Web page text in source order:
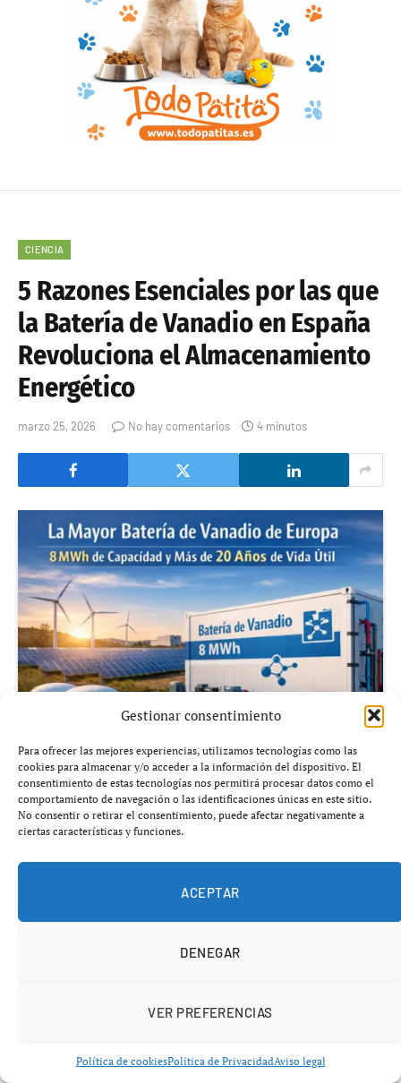
Gestionar consentimiento
Para ofrecer las mejores experiencias, utilizamos tecnologías como las
cookies para almacenar y/o acceder a la información del dispositivo. El
consentimiento de estas tecnologías nos permitirá procesar datos como el
comportamiento de navegación o las identificaciones únicas en este sitio.
No consentir o retirar el consentimiento, puede afectar negativamente a
ciertas características y funciones.
ACEPTAR
DENEGAR
VER PREFERENCIAS
Política de cookiesPolítica de PrivacidadAviso legal
CIENCIA
5 Razones Esenciales por las que
la Batería de Vanadio en España
Revoluciona el Almacenamiento
Energético
marzo 25, 2026 No hay comentarios 4 minutos
Añádenos en Google
tipo en Europa, con una capacidad de almacenamiento
de 8 MWh y una vida útil superior a 20 años. Este
proyecto, desarrollado por la Fundación Ciudad de la
verde, configurando un modelo de laboratorio industrial